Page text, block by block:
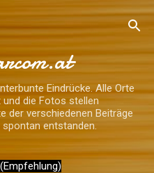
Eindrücke. Alle Orte
und die Fotos stellen
der verschiedenen Beiträge
entstanden.